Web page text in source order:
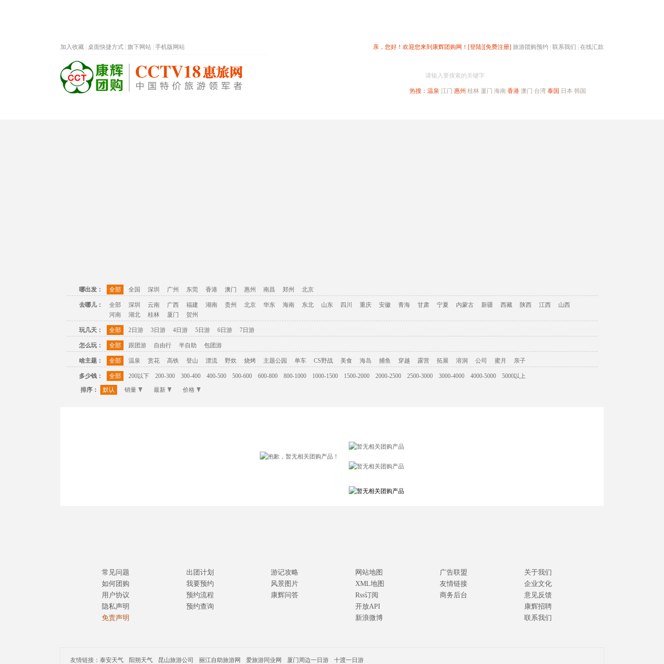
亲，您好！欢迎您来到康辉团购网！ [登陆][免费注册] 旅游团购预约 联系我们 在线汇款
加入收藏 桌面快捷方式 旗下网站 手机版网站
请输入要搜索的关键字
热搜： 温泉 江门 惠州 桂林 厦门 海南 香港 澳门 台湾 泰国 日本 韩国
哪出发： 全部 全国 深圳 广州 东莞 香港 澳门 惠州 南昌 郑州 北京
去哪儿： 全部 深圳 云南 广西 福建 湖南 贵州 北京 华东 海南 东北 山东 四川 重庆 安徽 青海 甘肃 宁夏 内蒙古 新疆 西藏 陕西 江西
山西
河南
湖北 桂林 厦门 贺州
玩几天： 全部 2日游 3日游 4日游 5日游 6日游 7日游
怎么玩： 全部 跟团游 自由行 半自助 包团游
啥主题： 全部 温泉 赏花 高铁 登山 漂流 野炊 烧烤 主题公园 单车 CS野战 美食 海岛 捕鱼 穿越 露营 拓展 溶洞 公司 蜜月 亲子
多少钱： 全部 200以下 200-300 300-400 400-500 500-600 600-800 800-1000 1000-1500 1500-2000 2000-2500 2500-3000 3000-4000 4000-5000
5000以上
排序：
默认 销量 最新 价格
常见问题
如何团购
用户协议
隐私声明
免责声明
出团计划
我要预约
预约流程
预约查询
游记攻略
风景图片
康辉问答
网站地图
XML地图
Rss订阅
开放API
新浪微博
广告联盟
友情链接
商务后台
关于我们
企业文化
意见反馈
康辉招聘
联系我们
友情链接： 泰安天气 阳朔天气 昆山旅游公司 丽江自助旅游网 爱旅游同业网 厦门周边一日游 十渡一日游